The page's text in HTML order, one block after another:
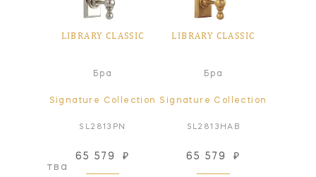
LIBRARY CLASSIC
Бра
Signature Collection
SL2813PN
65 579 ₽
LIBRARY CLASSIC
Бра
Signature Collection
SL2813HAB
65 579 ₽